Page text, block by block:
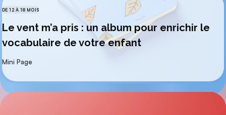
CATÉGORIES
DE 12 À 18 MOIS
Le vent m’a pris : un album pour enrichir le
vocabulaire de votre enfant
par
Mini Page